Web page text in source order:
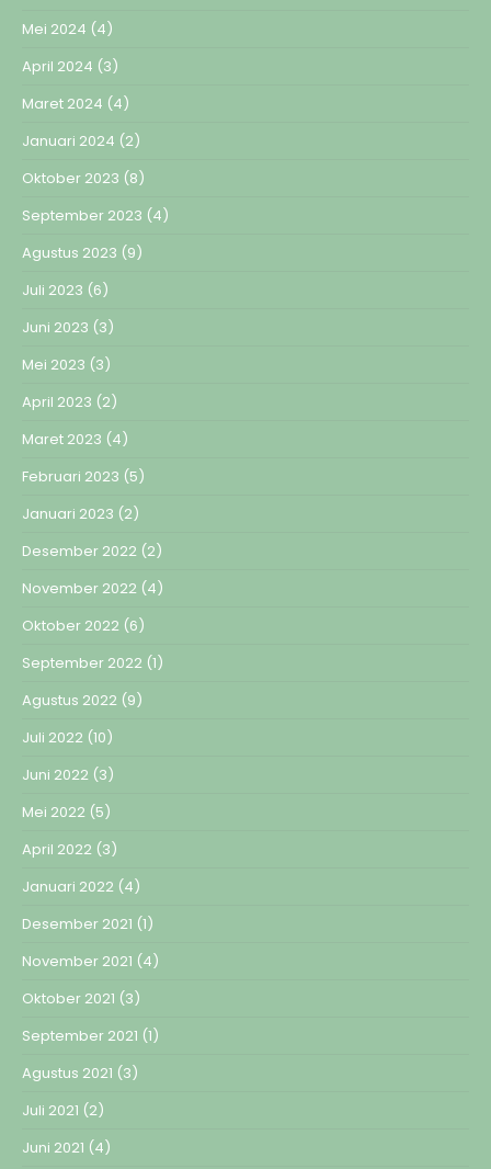
Mei 2024 (4)
April 2024 (3)
Maret 2024 (4)
Januari 2024 (2)
Oktober 2023 (8)
September 2023 (4)
Agustus 2023 (9)
Juli 2023 (6)
Juni 2023 (3)
Mei 2023 (3)
April 2023 (2)
Maret 2023 (4)
Februari 2023 (5)
Januari 2023 (2)
Desember 2022 (2)
November 2022 (4)
Oktober 2022 (6)
September 2022 (1)
Agustus 2022 (9)
Juli 2022 (10)
Juni 2022 (3)
Mei 2022 (5)
April 2022 (3)
Januari 2022 (4)
Desember 2021 (1)
November 2021 (4)
Oktober 2021 (3)
September 2021 (1)
Agustus 2021 (3)
Juli 2021 (2)
Juni 2021 (4)